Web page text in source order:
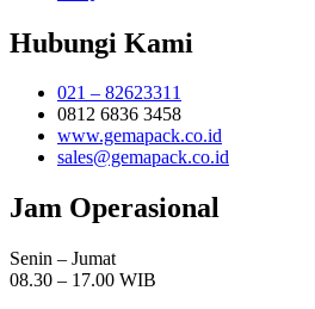
Hubungi Kami
021 – 82623311
0812 6836 3458
www.gemapack.co.id
sales@gemapack.co.id
Jam Operasional
Senin – Jumat
08.30 – 17.00 WIB